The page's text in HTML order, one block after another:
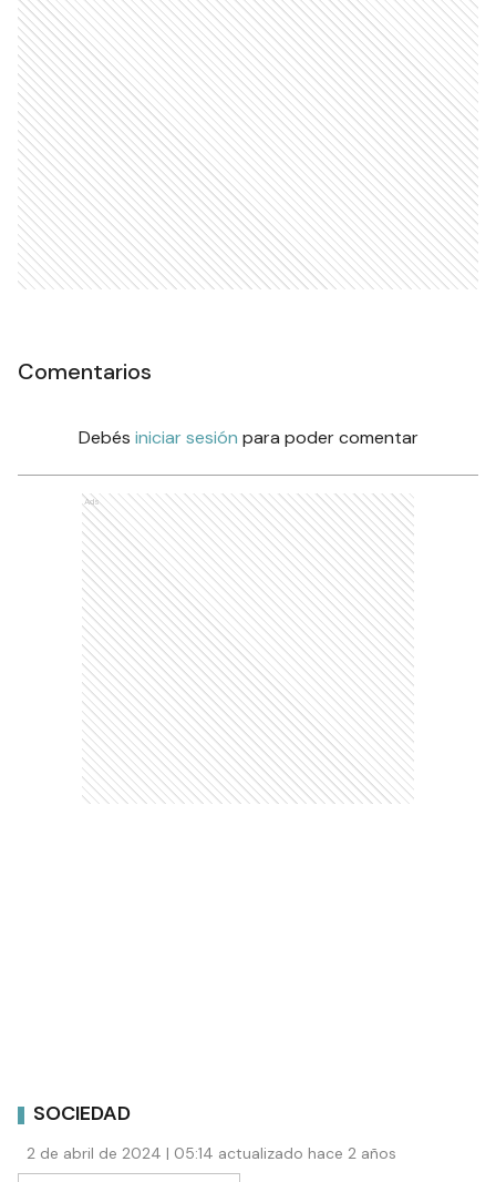
Comentarios
Debés iniciar sesión para poder comentar
Ads
SOCIEDAD
2 de abril de 2024 | 05:14 actualizado hace 2 años